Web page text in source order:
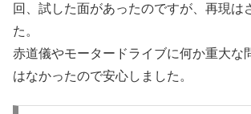
回、試した面があったのですが、再現は
た。
赤道儀やモータードライブに何か重大な
はなかったので安心しました。